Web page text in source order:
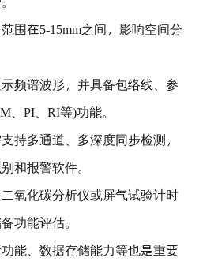
围在5-15mm之间，影响空间分
频谱波形，并具备包络线、参
PI、RI等)功能。
持多通道、多深度同步检测，
和报警软件。
氧化碳分析仪或屏气试验计时
功能评估。
能、数据存储能力等也是重要